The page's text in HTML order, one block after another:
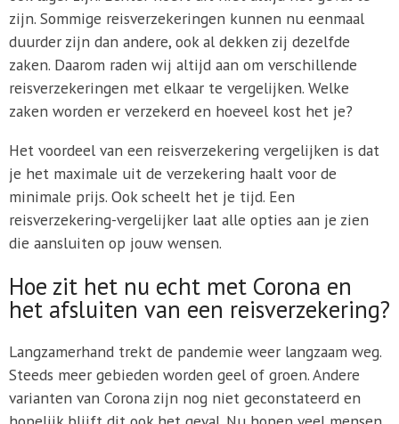
zijn. Sommige reisverzekeringen kunnen nu eenmaal
duurder zijn dan andere, ook al dekken zij dezelfde
zaken. Daarom raden wij altijd aan om verschillende
reisverzekeringen met elkaar te vergelijken. Welke
zaken worden er verzekerd en hoeveel kost het je?
Het voordeel van een reisverzekering vergelijken is dat
je het maximale uit de verzekering haalt voor de
minimale prijs. Ook scheelt het je tijd. Een
reisverzekering-vergelijker laat alle opties aan je zien
die aansluiten op jouw wensen.
Hoe zit het nu echt met Corona en
het afsluiten van een reisverzekering?
Langzamerhand trekt de pandemie weer langzaam weg.
Steeds meer gebieden worden geel of groen. Andere
varianten van Corona zijn nog niet geconstateerd en